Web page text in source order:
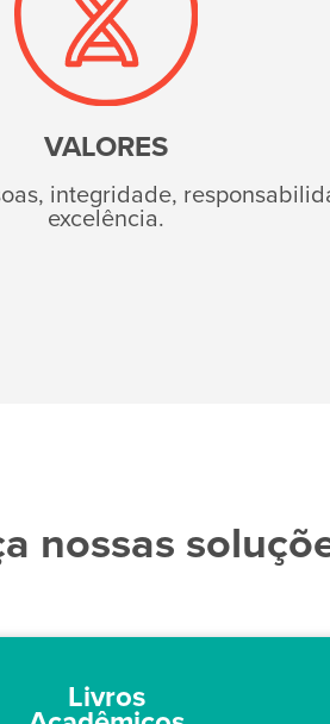
VALORES
integridade,
excelência.
nossas
Livros